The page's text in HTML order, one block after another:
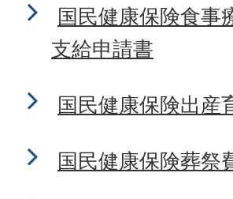
国民健康保険食事
支給申請書
国民健康保険出産
国民健康保険葬祭